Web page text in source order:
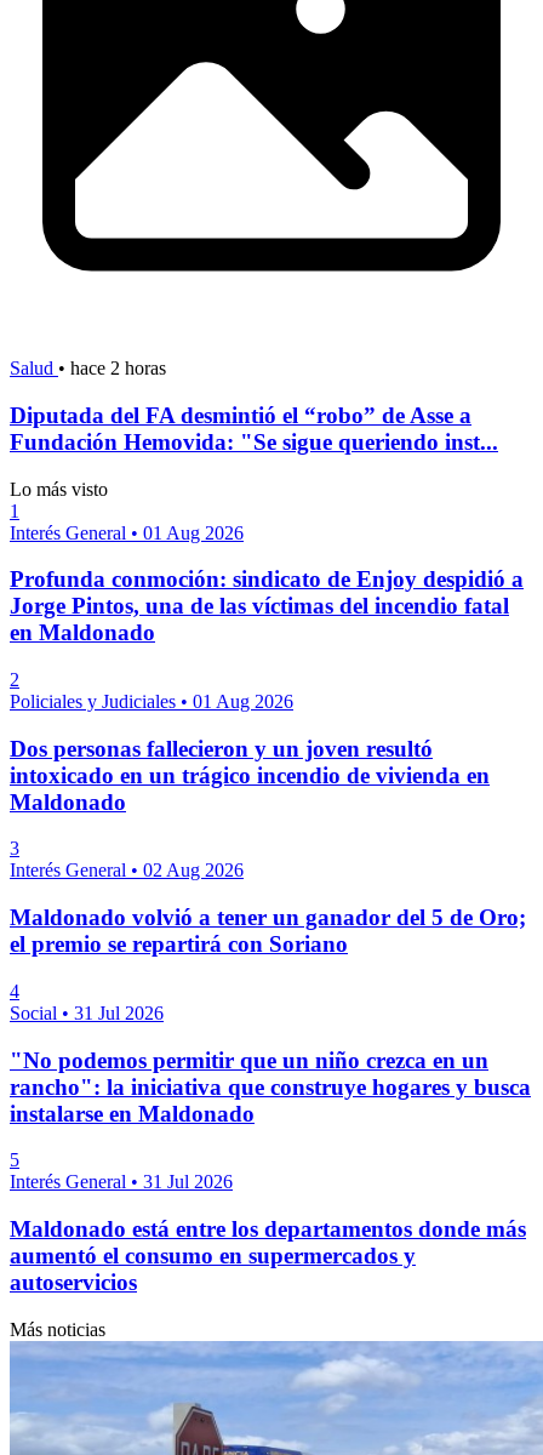
Salud • hace 2 horas
Diputada del FA desmintió el “robo” de Asse a
Fundación Hemovida: "Se sigue queriendo inst...
Lo más visto
1
Interés General • 01 Aug 2026
Profunda conmoción: sindicato de Enjoy despidió a
Jorge Pintos, una de las víctimas del incendio fatal
en Maldonado
2
Policiales y Judiciales • 01 Aug 2026
Dos personas fallecieron y un joven resultó
intoxicado en un trágico incendio de vivienda en
Maldonado
3
Interés General • 02 Aug 2026
Maldonado volvió a tener un ganador del 5 de Oro;
el premio se repartirá con Soriano
4
Social • 31 Jul 2026
"No podemos permitir que un niño crezca en un
rancho": la iniciativa que construye hogares y busca
instalarse en Maldonado
5
Interés General • 31 Jul 2026
Maldonado está entre los departamentos donde más
aumentó el consumo en supermercados y
autoservicios
Más noticias